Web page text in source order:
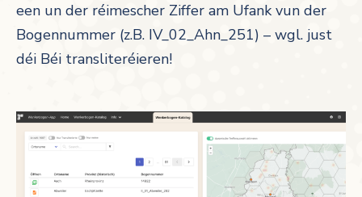
een un der réimescher Ziffer am Ufank vun der
Bogennummer (z.B. IV_02_Ahn_251) – wgl. just
déi Béi transliteréieren!